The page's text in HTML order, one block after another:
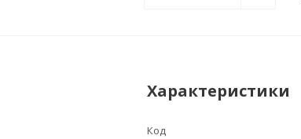
Характеристики
Код